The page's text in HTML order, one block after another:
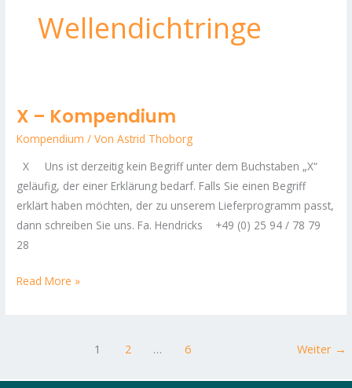
Wellendichtringe
X – Kompendium
Kompendium / VonAstrid Thoborg
X Uns ist derzeitig kein Begriff unter dem Buchstaben „X“
geläufig, der einer Erklärung bedarf. Falls Sie einen Begriff
erklärt haben möchten, der zu unserem Lieferprogramm passt,
dann schreiben Sie uns. Fa. Hendricks +49 (0) 25 94 / 78 79
28
X
–
Read More »
1 2 … 6 Weiter →